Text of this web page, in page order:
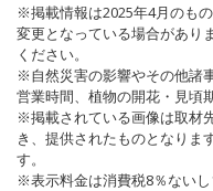
※掲載情報は2025年4月のも
変更となっている場合があり
ください。
※自然災害の影響やその他諸
営業時間、植物の開花・見頃
※掲載されている画像は取材
き、提供されたものとなりま
す。
※表示料金は消費税8％ないし